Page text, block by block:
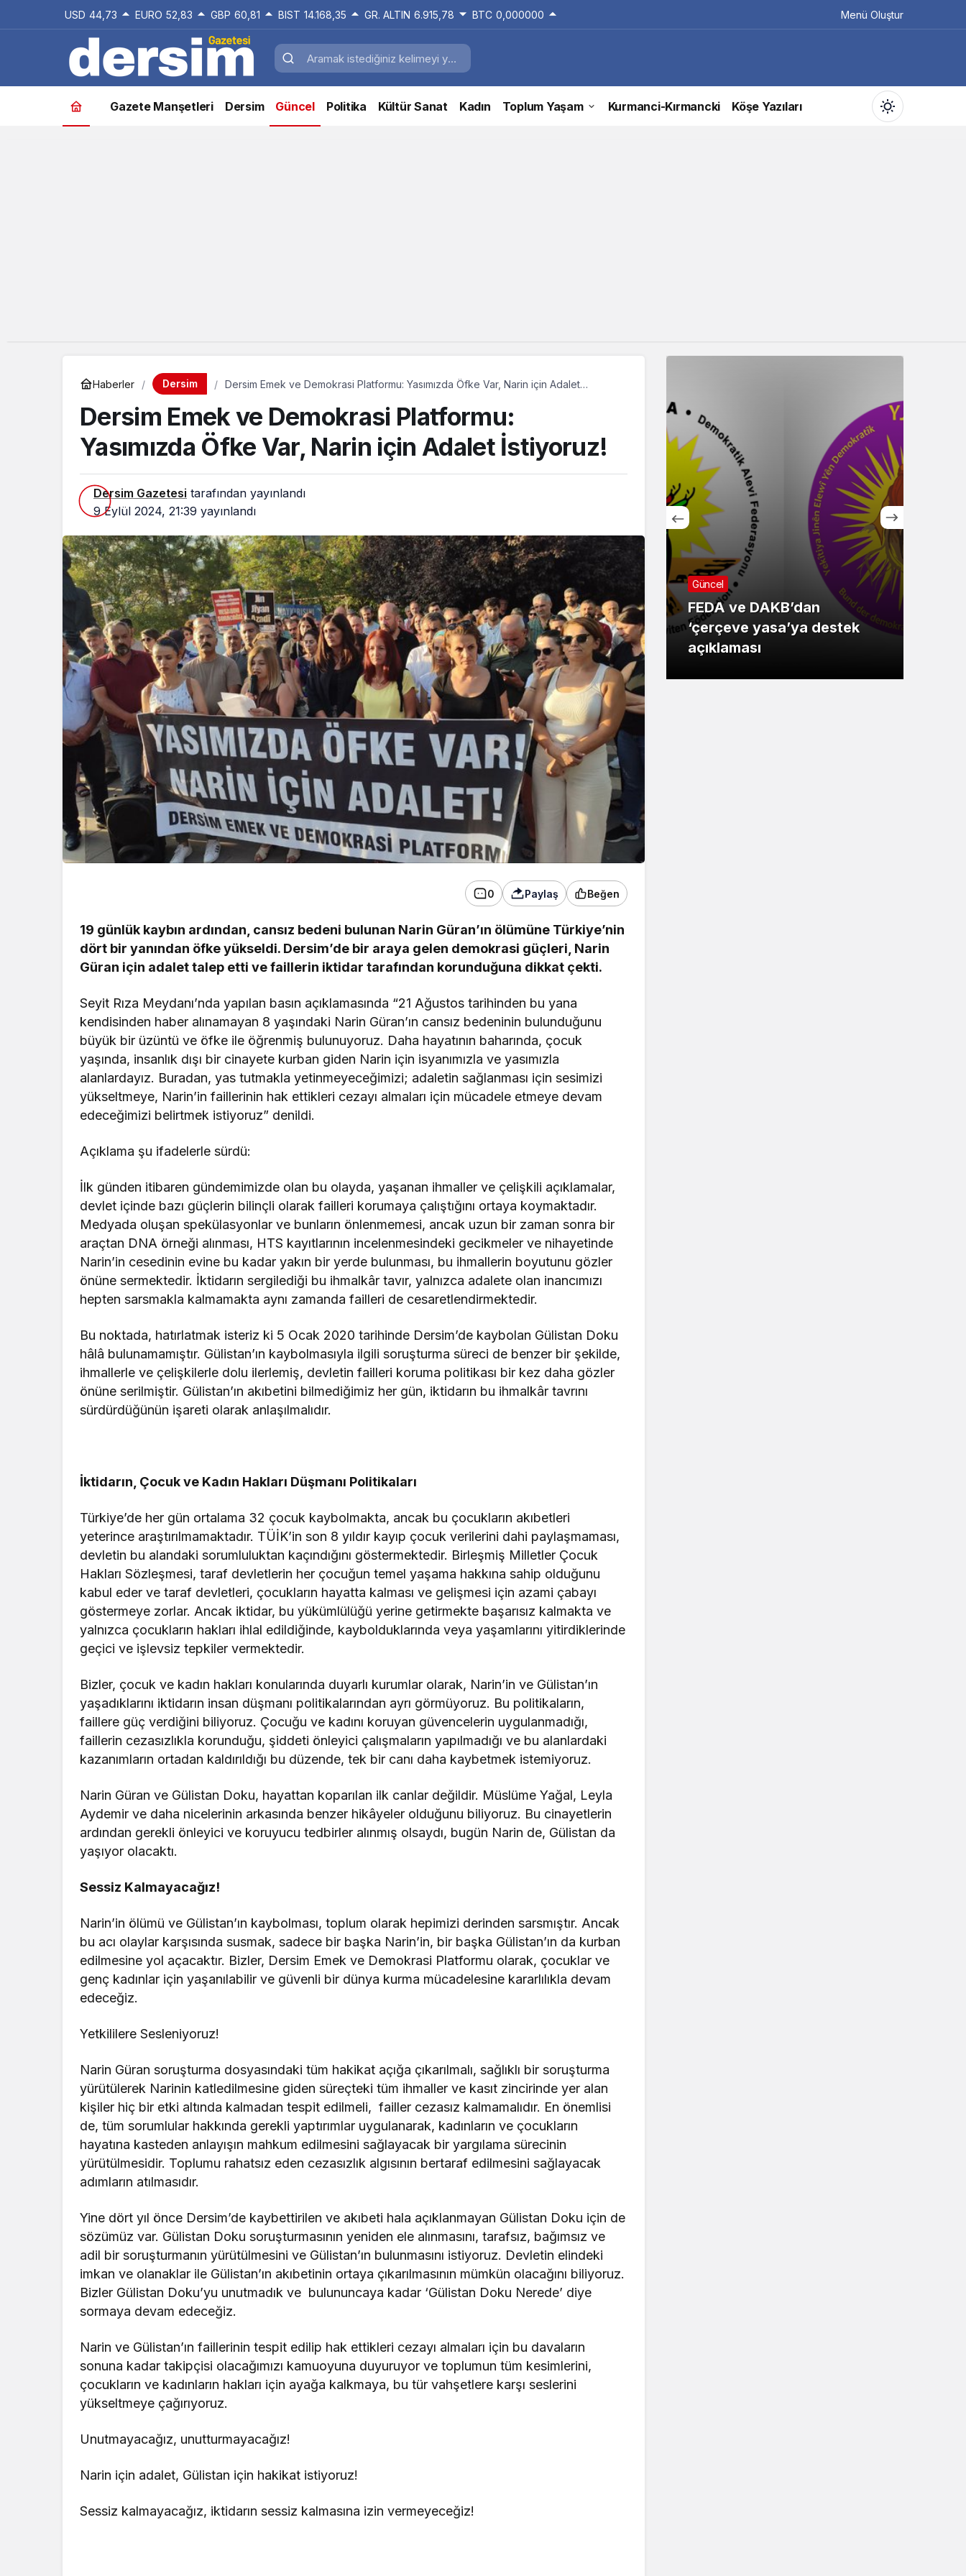
USD 44,73 EURO 52,83 GBP 60,81 BIST 14.168,35 GR. ALTIN 6.915,78 BTC 0,000000 Menü Oluştur
Gazete Manşetleri Dersim Güncel Politika Kültür Sanat Kadın Toplum Yaşam Kurmanci-Kırmancki Köşe Yazıları
Haberler Dersim
Dersim Emek ve Demokrasi Platformu: Yasımızda Öfke Var, Narin için Adalet
Dersim Emek ve Demokrasi Platformu:
Yasımızda Öfke Var, Narin için Adalet İstiyoruz!
Dersim Gazetesi tarafından yayınlandı
9 Eylül 2024, 21:39 yayınlandı
0 Paylaş Beğen
19 günlük kaybın ardından, cansız bedeni bulunan Narin Güran’ın ölümüne Türkiye’nin
dört bir yanından öfke yükseldi. Dersim’de bir araya gelen demokrasi güçleri, Narin
Güran için adalet talep etti ve faillerin iktidar tarafından korunduğuna dikkat çekti.
Seyit Rıza Meydanı’nda yapılan basın açıklamasında “21 Ağustos tarihinden bu yana
kendisinden haber alınamayan 8 yaşındaki Narin Güran’ın cansız bedeninin bulunduğunu
büyük bir üzüntü ve öfke ile öğrenmiş bulunuyoruz. Daha hayatının baharında, çocuk
yaşında, insanlık dışı bir cinayete kurban giden Narin için isyanımızla ve yasımızla
alanlardayız. Buradan, yas tutmakla yetinmeyeceğimizi; adaletin sağlanması için sesimizi
yükseltmeye, Narin’in faillerinin hak ettikleri cezayı almaları için mücadele etmeye devam
edeceğimizi belirtmek istiyoruz” denildi.
Açıklama şu ifadelerle sürdü:
İlk günden itibaren gündemimizde olan bu olayda, yaşanan ihmaller ve çelişkili açıklamalar,
devlet içinde bazı güçlerin bilinçli olarak failleri korumaya çalıştığını ortaya koymaktadır.
Medyada oluşan spekülasyonlar ve bunların önlenmemesi, ancak uzun bir zaman sonra bir
araçtan DNA örneği alınması, HTS kayıtlarının incelenmesindeki gecikmeler ve nihayetinde
Narin’in cesedinin evine bu kadar yakın bir yerde bulunması, bu ihmallerin boyutunu gözler
önüne sermektedir. İktidarın sergilediği bu ihmalkâr tavır, yalnızca adalete olan inancımızı
hepten sarsmakla kalmamakta aynı zamanda failleri de cesaretlendirmektedir.
Bu noktada, hatırlatmak isteriz ki 5 Ocak 2020 tarihinde Dersim’de kaybolan Gülistan Doku
hâlâ bulunamamıştır. Gülistan’ın kaybolmasıyla ilgili soruşturma süreci de benzer bir şekilde,
ihmallerle ve çelişkilerle dolu ilerlemiş, devletin failleri koruma politikası bir kez daha gözler
önüne serilmiştir. Gülistan’ın akıbetini bilmediğimiz her gün, iktidarın bu ihmalkâr tavrını
sürdürdüğünün işareti olarak anlaşılmalıdır.
İktidarın, Çocuk ve Kadın Hakları Düşmanı Politikaları
Türkiye’de her gün ortalama 32 çocuk kaybolmakta, ancak bu çocukların akıbetleri
yeterince araştırılmamaktadır. TÜİK’in son 8 yıldır kayıp çocuk verilerini dahi paylaşmaması,
devletin bu alandaki sorumluluktan kaçındığını göstermektedir. Birleşmiş Milletler Çocuk
Hakları Sözleşmesi, taraf devletlerin her çocuğun temel yaşama hakkına sahip olduğunu
kabul eder ve taraf devletleri, çocukların hayatta kalması ve gelişmesi için azami çabayı
göstermeye zorlar. Ancak iktidar, bu yükümlülüğü yerine getirmekte başarısız kalmakta ve
yalnızca çocukların hakları ihlal edildiğinde, kaybolduklarında veya yaşamlarını yitirdiklerinde
geçici ve işlevsiz tepkiler vermektedir.
Bizler, çocuk ve kadın hakları konularında duyarlı kurumlar olarak, Narin’in ve Gülistan’ın
yaşadıklarını iktidarın insan düşmanı politikalarından ayrı görmüyoruz. Bu politikaların,
faillere güç verdiğini biliyoruz. Çocuğu ve kadını koruyan güvencelerin uygulanmadığı,
faillerin cezasızlıkla korunduğu, şiddeti önleyici çalışmaların yapılmadığı ve bu alanlardaki
kazanımların ortadan kaldırıldığı bu düzende, tek bir canı daha kaybetmek istemiyoruz.
Narin Güran ve Gülistan Doku, hayattan koparılan ilk canlar değildir. Müslüme Yağal, Leyla
Aydemir ve daha nicelerinin arkasında benzer hikâyeler olduğunu biliyoruz. Bu cinayetlerin
ardından gerekli önleyici ve koruyucu tedbirler alınmış olsaydı, bugün Narin de, Gülistan da
yaşıyor olacaktı.
Sessiz Kalmayacağız!
Narin’in ölümü ve Gülistan’ın kaybolması, toplum olarak hepimizi derinden sarsmıştır. Ancak
bu acı olaylar karşısında susmak, sadece bir başka Narin’in, bir başka Gülistan’ın da kurban
edilmesine yol açacaktır. Bizler, Dersim Emek ve Demokrasi Platformu olarak, çocuklar ve
genç kadınlar için yaşanılabilir ve güvenli bir dünya kurma mücadelesine kararlılıkla devam
edeceğiz.
Yetkililere Sesleniyoruz!
Narin Güran soruşturma dosyasındaki tüm hakikat açığa çıkarılmalı, sağlıklı bir soruşturma
yürütülerek Narinin katledilmesine giden süreçteki tüm ihmaller ve kasıt zincirinde yer alan
kişiler hiç bir etki altında kalmadan tespit edilmeli, failler cezasız kalmamalıdır. En önemlisi
de, tüm sorumlular hakkında gerekli yaptırımlar uygulanarak, kadınların ve çocukların
hayatına kasteden anlayışın mahkum edilmesini sağlayacak bir yargılama sürecinin
yürütülmesidir. Toplumu rahatsız eden cezasızlık algısının bertaraf edilmesini sağlayacak
adımların atılmasıdır.
Yine dört yıl önce Dersim’de kaybettirilen ve akıbeti hala açıklanmayan Gülistan Doku için de
sözümüz var. Gülistan Doku soruşturmasının yeniden ele alınmasını, tarafsız, bağımsız ve
adil bir soruşturmanın yürütülmesini ve Gülistan’ın bulunmasını istiyoruz. Devletin elindeki
imkan ve olanaklar ile Gülistan’ın akıbetinin ortaya çıkarılmasının mümkün olacağını biliyoruz.
Bizler Gülistan Doku’yu unutmadık ve bulununcaya kadar ‘Gülistan Doku Nerede’ diye
sormaya devam edeceğiz.
Narin ve Gülistan’ın faillerinin tespit edilip hak ettikleri cezayı almaları için bu davaların
sonuna kadar takipçisi olacağımızı kamuoyuna duyuruyor ve toplumun tüm kesimlerini,
çocukların ve kadınların hakları için ayağa kalkmaya, bu tür vahşetlere karşı seslerini
yükseltmeye çağırıyoruz.
Unutmayacağız, unutturmayacağız!
Narin için adalet, Gülistan için hakikat istiyoruz!
Sessiz kalmayacağız, iktidarın sessiz kalmasına izin vermeyeceğiz!
Güncel
‘Çerçeve yasa’ Adalet
Komisyonu’ndan geçti
Güncel
FEDA ve DAKB’dan
‘çerçeve yasa’ya destek
açıklaması